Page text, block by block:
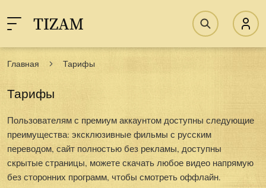
Главная Тарифы
Тарифы
Пользователям с премиум аккаунтом доступны следующие
преимущества: эксклюзивные фильмы с русским
переводом, сайт полностью без рекламы, доступны
скрытые страницы, можете скачать любое видео напрямую
без сторонних программ, чтобы смотреть оффлайн.